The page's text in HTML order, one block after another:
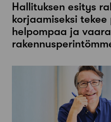
Hallituksen esitys
korjaamiseksi
helpompaa ja